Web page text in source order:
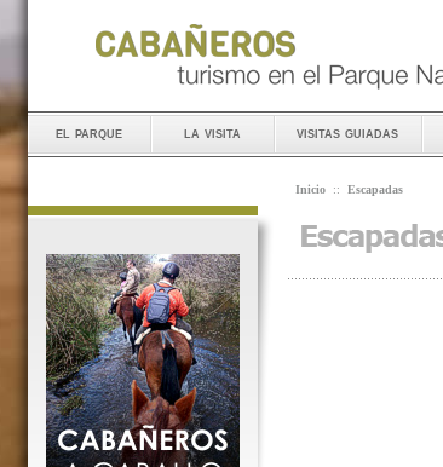
el parque la visita visitas guiadas
Inicio :: Escapadas